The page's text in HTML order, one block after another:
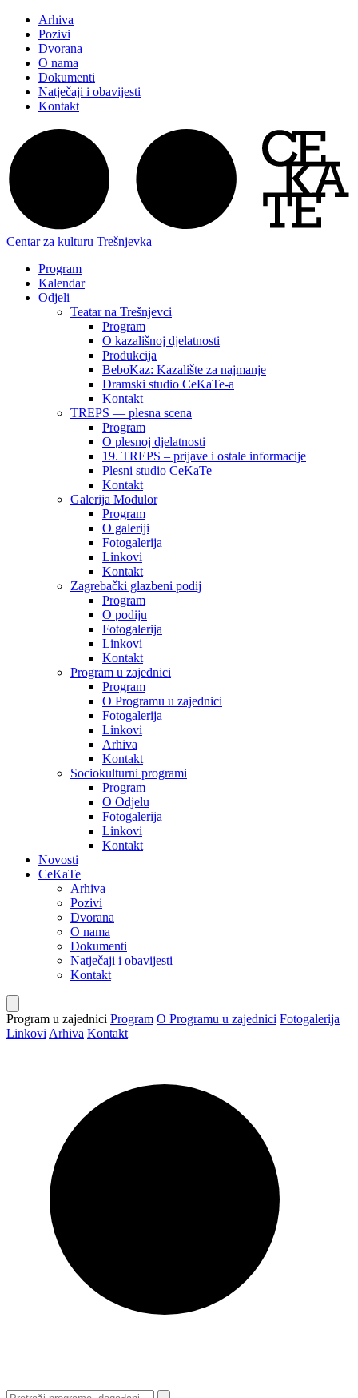
Arhiva
Pozivi
Dvorana
O nama
Dokumenti
Natječaji i obavijesti
Kontakt
Centar za kulturu Trešnjevka
Program
Kalendar
Odjeli
Teatar na Trešnjevci
Program
O kazališnoj djelatnosti
Produkcija
BeboKaz: Kazalište za najmanje
Dramski studio CeKaTe-a
Kontakt
TREPS — plesna scena
Program
O plesnoj djelatnosti
19. TREPS – prijave i ostale informacije
Plesni studio CeKaTe
Kontakt
Galerija Modulor
Program
O galeriji
Fotogalerija
Linkovi
Kontakt
Zagrebački glazbeni podij
Program
O podiju
Fotogalerija
Linkovi
Kontakt
Program u zajednici
Program
O Programu u zajednici
Fotogalerija
Linkovi
Arhiva
Kontakt
Sociokulturni programi
Program
O Odjelu
Fotogalerija
Linkovi
Kontakt
Novosti
CeKaTe
Arhiva
Pozivi
Dvorana
O nama
Dokumenti
Natječaji i obavijesti
Kontakt
Program u zajednici Program O Programu u zajednici Fotogalerija
Linkovi Arhiva Kontakt